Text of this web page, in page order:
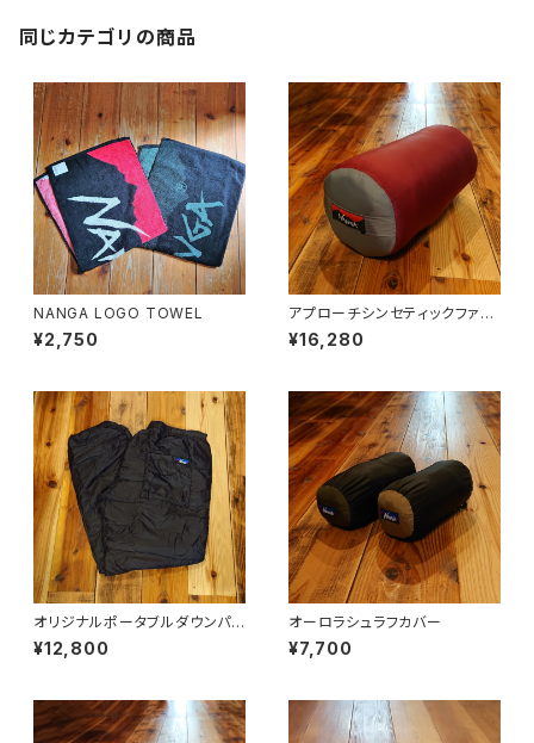
同じカテゴリの商品
NANGA LOGO TOWEL
¥2,750
アプローチシンセティックファイ
バー800
¥16,280
オリジナルポータブルダウンパン
ツ
¥12,800
オーロラシュラフカバー
¥7,700